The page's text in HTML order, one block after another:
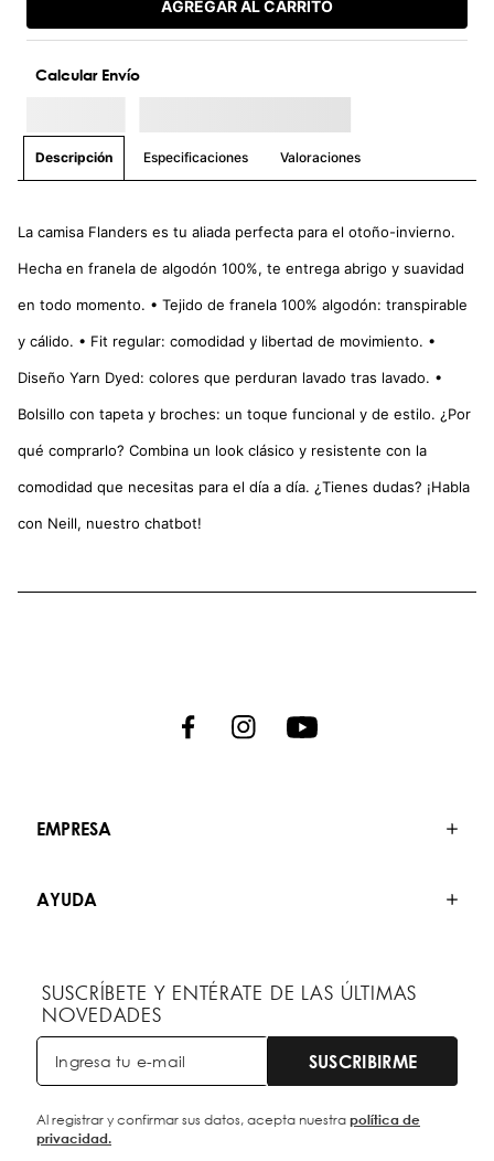
AGREGAR AL CARRITO
Calcular Envío
Descripción Especificaciones Valoraciones
La camisa Flanders es tu aliada perfecta para el otoño-invierno.
Hecha en franela de algodón 100%, te entrega abrigo y suavidad
en todo momento. • Tejido de franela 100% algodón: transpirable
y cálido. • Fit regular: comodidad y libertad de movimiento. •
Diseño Yarn Dyed: colores que perduran lavado tras lavado. •
Bolsillo con tapeta y broches: un toque funcional y de estilo. ¿Por
qué comprarlo? Combina un look clásico y resistente con la
comodidad que necesitas para el día a día. ¿Tienes dudas? ¡Habla
con Neill, nuestro chatbot!
EMPRESA
AYUDA
SUSCRÍBETE Y ENTÉRATE DE LAS ÚLTIMAS
NOVEDADES
SUSCRIBIRME
Al registrar y confirmar sus datos, acepta nuestrapolítica de
privacidad.